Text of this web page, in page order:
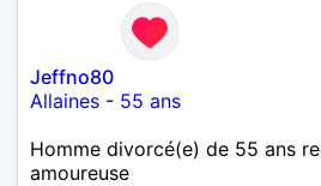
Jeffno80
Allaines - 55 ans
Homme divorcé(e) de 55 ans
amoureuse